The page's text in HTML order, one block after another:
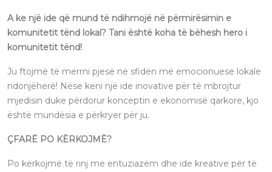
A ke një ide që mund të ndihmojë në përmirësimin e
komunitetit tënd lokal? Tani është koha të bëhesh hero i
komunitetit tënd!
Ju ftojmë të merrni pjesë në sfidën më emocionuese lokale
ndonjëherë! Nëse keni një ide inovative për të mbrojtur
mjedisin duke përdorur konceptin e ekonomisë qarkore, kjo
është mundësia e përkryer për ju.
ÇFARË PO KËRKOJMË?
Po kërkojmë të rinj me entuziazëm dhe ide kreative për të